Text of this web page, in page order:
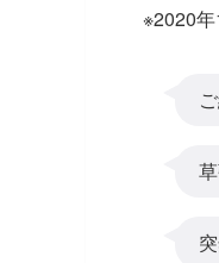
※2020